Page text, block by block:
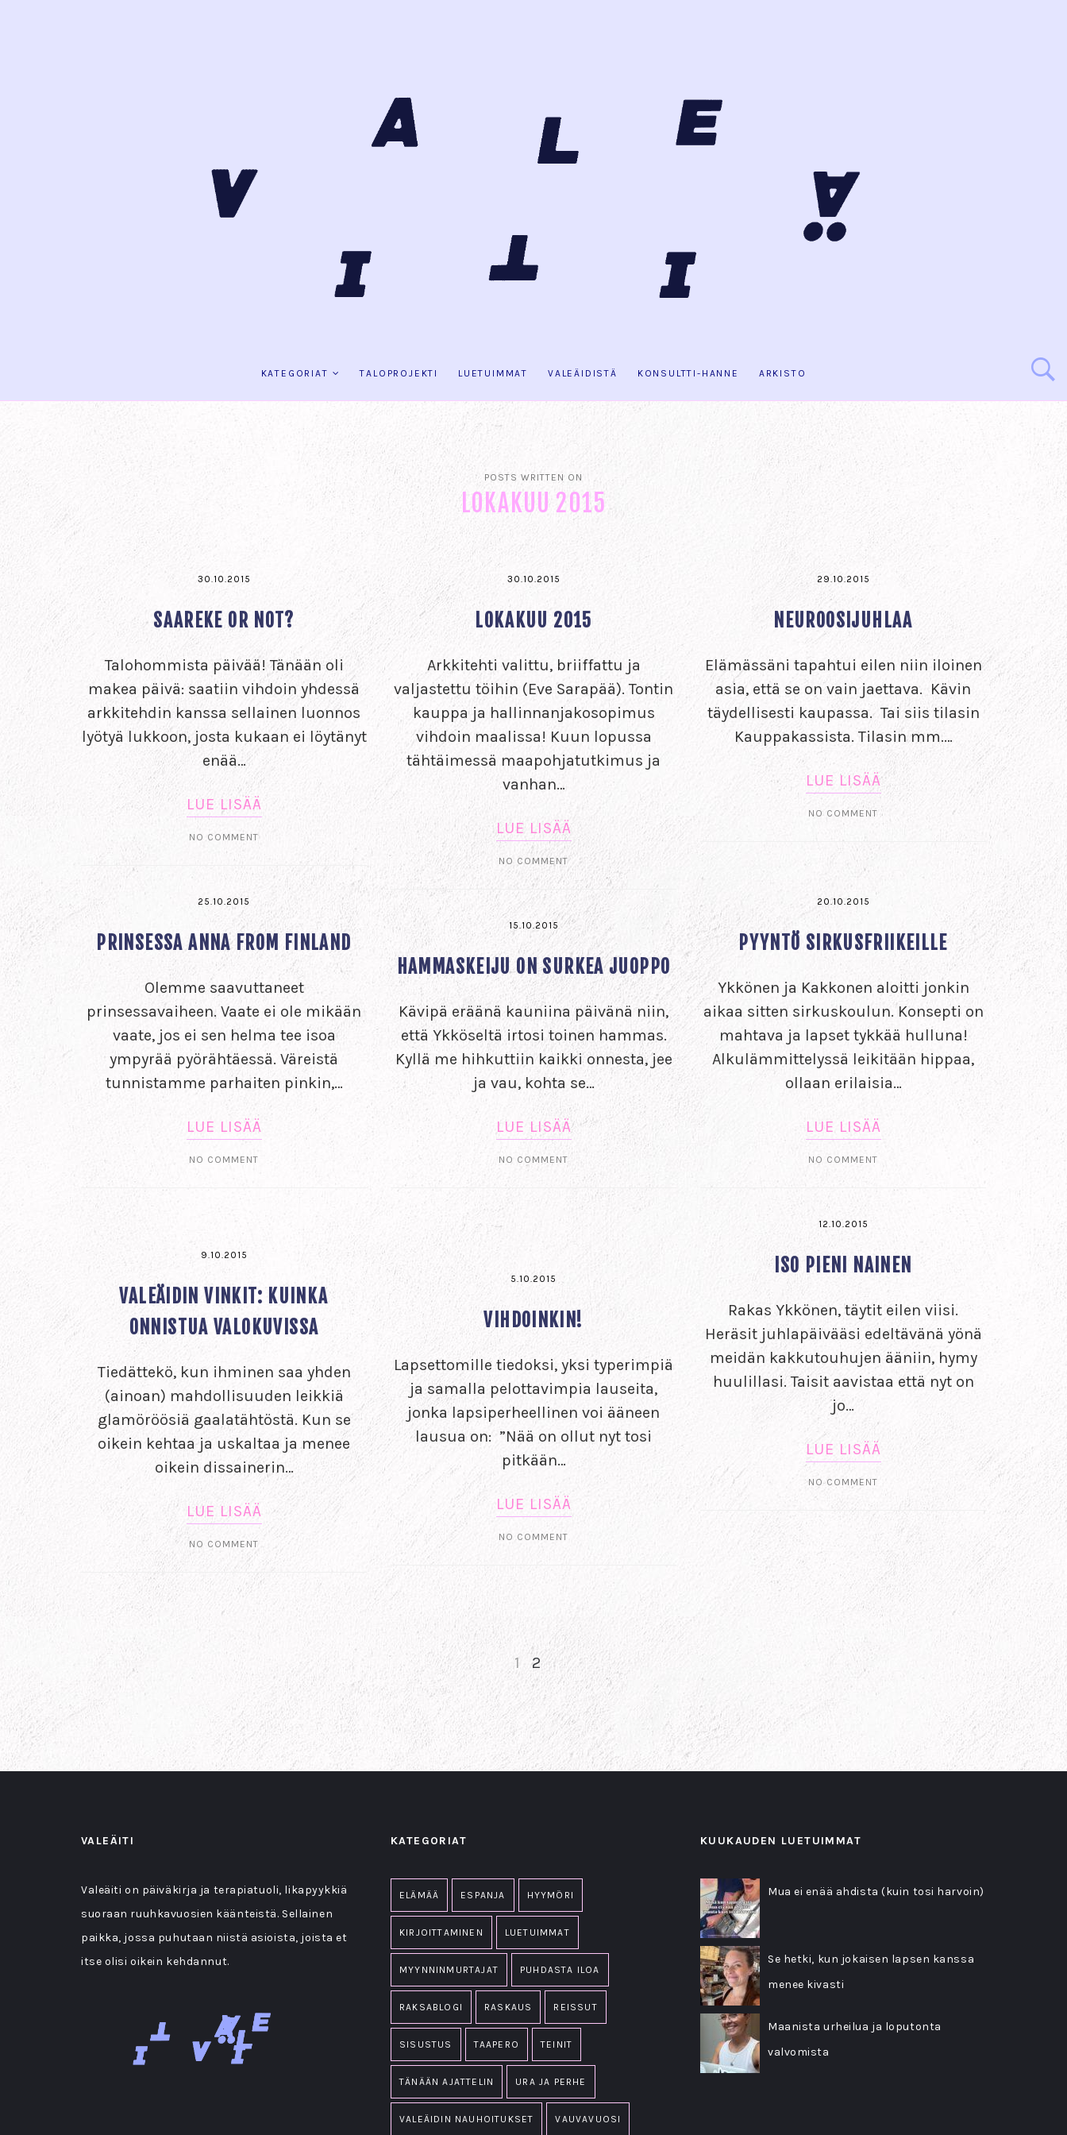
KATEGORIAT TALOPROJEKTI LUETUIMMAT VALEÄIDISTÄ KONSULTTI-HANNE ARKISTO
POSTS WRITTEN ON
LOKAKUU 2015
30.10.2015
SAAREKE OR NOT?
Talohommista päivää! Tänään oli
makea päivä: saatiin vihdoin yhdessä
arkkitehdin kanssa sellainen luonnos
lyötyä lukkoon, josta kukaan ei löytänyt
enää…
LUE LISÄÄ
NO COMMENT
30.10.2015
LOKAKUU 2015
Arkkitehti valittu, briiffattu ja
valjastettu töihin (Eve Sarapää). Tontin
kauppa ja hallinnanjakosopimus
vihdoin maalissa! Kuun lopussa
tähtäimessä maapohjatutkimus ja
vanhan…
LUE LISÄÄ
NO COMMENT
29.10.2015
NEUROOSIJUHLAA
Elämässäni tapahtui eilen niin iloinen
asia, että se on vain jaettava. Kävin
täydellisesti kaupassa. Tai siis tilasin
Kauppakassista. Tilasin mm.…
LUE LISÄÄ
NO COMMENT
25.10.2015
PRINSESSA ANNA FROM FINLAND
Olemme saavuttaneet
prinsessavaiheen. Vaate ei ole mikään
vaate, jos ei sen helma tee isoa
ympyrää pyörähtäessä. Väreistä
tunnistamme parhaiten pinkin,…
LUE LISÄÄ
NO COMMENT
20.10.2015
PYYNTÖ SIRKUSFRIIKEILLE
Ykkönen ja Kakkonen aloitti jonkin
aikaa sitten sirkuskoulun. Konsepti on
mahtava ja lapset tykkää hulluna!
Alkulämmittelyssä leikitään hippaa,
ollaan erilaisia…
LUE LISÄÄ
NO COMMENT
15.10.2015
HAMMASKEIJU ON SURKEA JUOPPO
Kävipä eräänä kauniina päivänä niin,
että Ykköseltä irtosi toinen hammas.
Kyllä me hihkuttiin kaikki onnesta, jee
ja vau, kohta se…
LUE LISÄÄ
NO COMMENT
12.10.2015
ISO PIENI NAINEN
Rakas Ykkönen, täytit eilen viisi.
Heräsit juhlapäivääsi edeltävänä yönä
meidän kakkutouhujen ääniin, hymy
huulillasi. Taisit aavistaa että nyt on
jo…
LUE LISÄÄ
NO COMMENT
9.10.2015
VALEÄIDIN VINKIT: KUINKA
ONNISTUA VALOKUVISSA
Tiedättekö, kun ihminen saa yhden
(ainoan) mahdollisuuden leikkiä
glamöröösiä gaalatähtöstä. Kun se
oikein kehtaa ja uskaltaa ja menee
oikein dissainerin…
LUE LISÄÄ
NO COMMENT
5.10.2015
VIHDOINKIN!
Lapsettomille tiedoksi, yksi typerimpiä
ja samalla pelottavimpia lauseita,
jonka lapsiperheellinen voi ääneen
lausua on: ”Nää on ollut nyt tosi
pitkään…
LUE LISÄÄ
NO COMMENT
1
2
NEXT
VALEÄITI
Valeäiti on päiväkirja ja terapiatuoli, likapyykkiä
suoraan ruuhkavuosien käänteistä. Sellainen
paikka, jossa puhutaan niistä asioista, joista et
itse olisi oikein kehdannut.
KATEGORIAT
ELÄMÄÄ ESPANJA HYYMÖRI
KIRJOITTAMINEN LUETUIMMAT
MYYNNINMURTAJAT PUHDASTA ILOA
RAKSABLOGI RASKAUS REISSUT
SISUSTUS TAAPERO TEINIT
TÄNÄÄN AJATTELIN URA JA PERHE
VALEÄIDIN NAUHOITUKSET VAUVAVUOSI
KUUKAUDEN LUETUIMMAT
Mua ei enää ahdista (kuin tosi harvoin)
Se hetki, kun jokaisen lapsen kanssa
menee kivasti
Maanista urheilua ja loputonta
valvomista